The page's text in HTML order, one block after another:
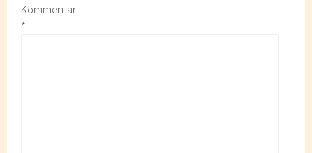
Kommentar
*